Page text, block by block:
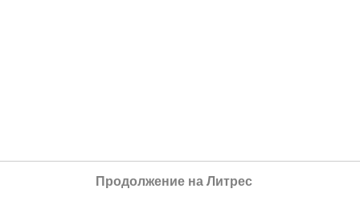
Продолжение на Литрес